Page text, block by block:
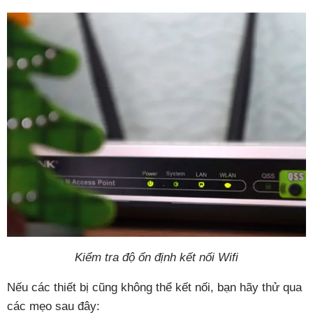
Kiểm tra độ ổn định kết nối Wifi
Nếu các thiết bị cũng không thể kết nối, bạn hãy thử qua
các mẹo sau đây: